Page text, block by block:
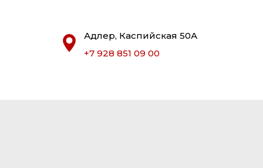
Адлер, Каспийская 50А
+7 928 851 09 00